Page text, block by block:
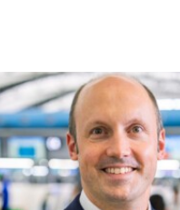
Voir le fichier
Version